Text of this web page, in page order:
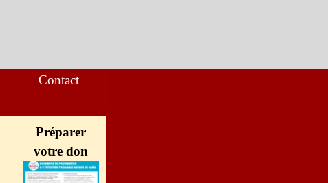
▼
Contact
Préparer
votre don